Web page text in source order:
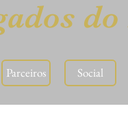
Parceiros ⠀Social⠀